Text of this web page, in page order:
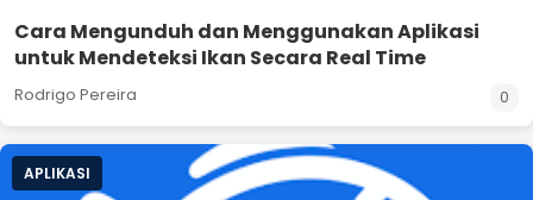
Cara Mengunduh dan Menggunakan Aplikasi
untuk Mendeteksi Ikan Secara Real Time
Rodrigo Pereira 0
APLIKASI